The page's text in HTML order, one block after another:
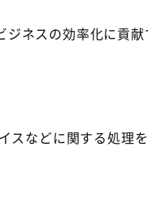
ネスの効率化に貢
などに関する処理